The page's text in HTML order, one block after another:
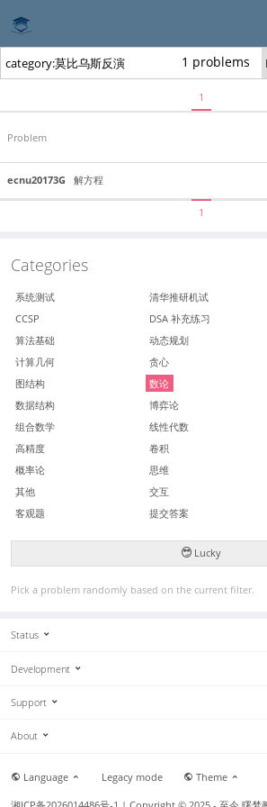
1 problems
1
Problem
ecnu20173G 解方程
1
Categories
系统测试 清华推研机试
CCSP
DSA 补充练习
算法基础
动态规划
计算几何
贪心
图结构
数论
数据结构
博弈论
组合数学
线性代数
高精度
卷积
概率论
思维
其他
交互
客观题
提交答案
Lucky
Pick a problem randomly based on the current filter.
Status
Development
Support
About
Language Legacy mode Theme